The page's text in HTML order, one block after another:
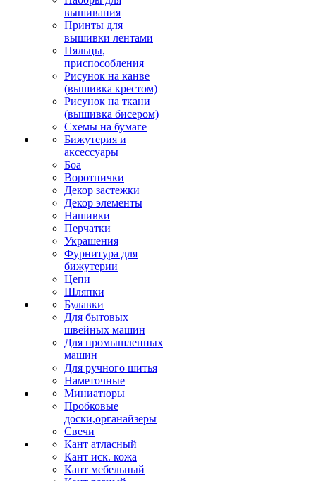
вышивания
Принты для
вышивки лентами
Пяльцы,
приспособления
Рисунок на канве
(вышивка крестом)
Рисунок на ткани
(вышивка бисером)
Схемы на бумаге
Бижутерия и
аксессуары
Боа
Воротнички
Декор застежки
Декор элементы
Нашивки
Перчатки
Украшения
Фурнитура для
бижутерии
Цепи
Шляпки
Булавки
Для бытовых
швейных машин
Для промышленных
машин
Для ручного шитья
Наметочные
Миниатюры
Пробковые
доски,органайзеры
Свечи
Кант атласный
Кант иск. кожа
Кант мебельный